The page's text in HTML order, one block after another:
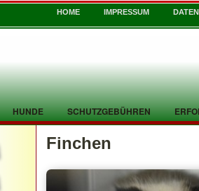
HOME IMPRESSUM
HUNDE SCHUTZGEBÜHREN
Finchen